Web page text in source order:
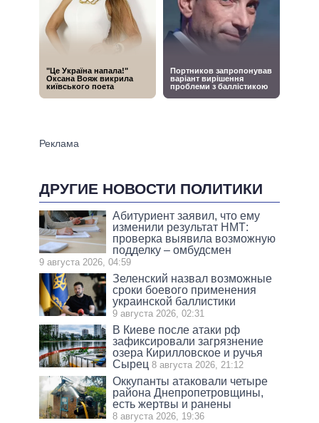
ДРУГИЕ НОВОСТИ ПОЛИТИКИ
Абитуриент заявил, что ему
изменили результат НМТ:
проверка выявила возможную
подделку – омбудсмен
9 августа 2026, 04:59
Зеленский назвал возможные
сроки боевого применения
украинской баллистики
9 августа 2026, 02:31
В Киеве после атаки рф
зафиксировали загрязнение
озера Кирилловское и ручья
Сырец 8 августа 2026, 21:12
Оккупанты атаковали четыре
района Днепропетровщины,
есть жертвы и ранены
8 августа 2026, 19:36